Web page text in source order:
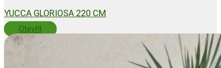
YUCCA GLORIOSA 220 CM
Otevřít